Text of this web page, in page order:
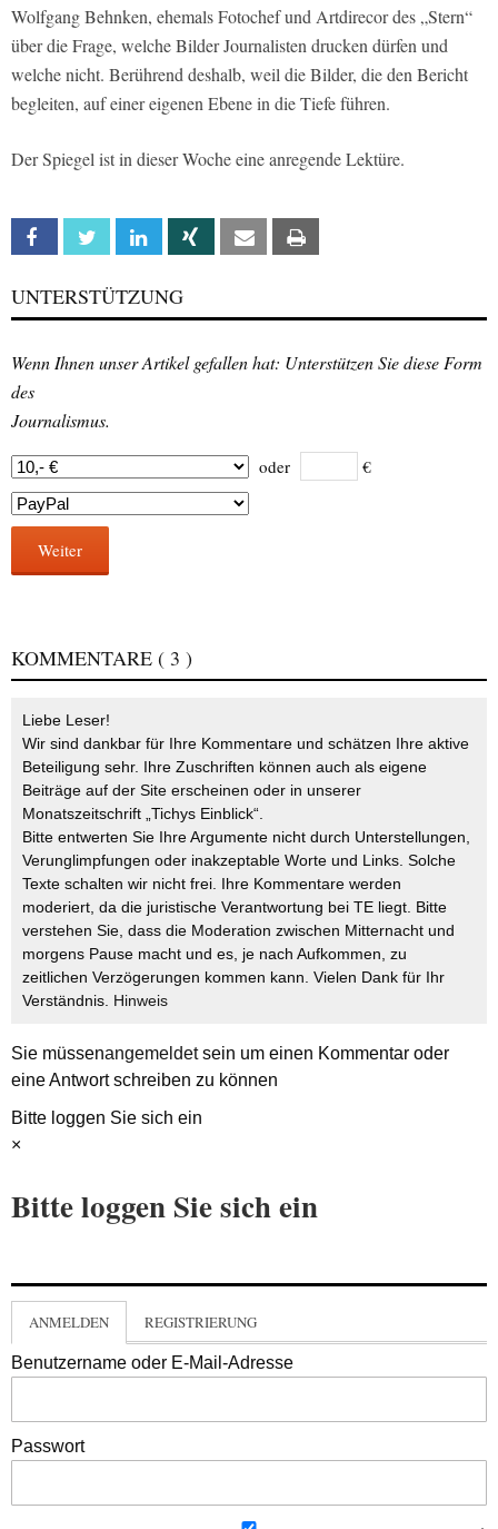
Wolfgang Behnken, ehemals Fotochef und Artdirecor des „Stern“
über die Frage, welche Bilder Journalisten drucken dürfen und
welche nicht. Berührend deshalb, weil die Bilder, die den Bericht
begleiten, auf einer eigenen Ebene in die Tiefe führen.
Der Spiegel ist in dieser Woche eine anregende Lektüre.
Facebook Twitter Linkedin Xing Email
UNTERSTÜTZUNG
Wenn Ihnen unser Artikel gefallen hat: Unterstützen Sie diese Form
des
Journalismus.
oder €
Weiter
KOMMENTARE ( 3 )
Liebe Leser!
Wir sind dankbar für Ihre Kommentare und schätzen Ihre aktive
Beteiligung sehr. Ihre Zuschriften können auch als eigene
Beiträge auf der Site erscheinen oder in unserer
Monatszeitschrift „Tichys Einblick“.
Bitte entwerten Sie Ihre Argumente nicht durch Unterstellungen,
Verunglimpfungen oder inakzeptable Worte und Links. Solche
Texte schalten wir nicht frei. Ihre Kommentare werden
moderiert, da die juristische Verantwortung bei TE liegt. Bitte
verstehen Sie, dass die Moderation zwischen Mitternacht und
morgens Pause macht und es, je nach Aufkommen, zu
zeitlichen Verzögerungen kommen kann. Vielen Dank für Ihr
Verständnis. Hinweis
Sie müssenangemeldetsein um einen Kommentar oder
eine Antwort schreiben zu können
Bitte loggen Sie sich ein
×
Bitte loggen Sie sich ein
ANMELDEN REGISTRIERUNG
Benutzername oder E-Mail-Adresse
Passwort